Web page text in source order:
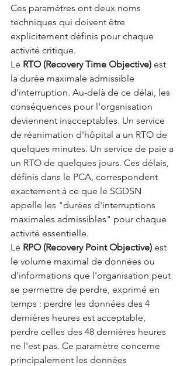
Ces paramètres ont deux noms
techniques qui doivent être
explicitement définis pour chaque
activité critique.
Le RTO (Recovery Time Objective) est
la durée maximale admissible
d'interruption. Au-delà de ce délai, les
conséquences pour l'organisation
deviennent inacceptables. Un service
de réanimation d'hôpital a un RTO de
quelques minutes. Un service de paie a
un RTO de quelques jours. Ces délais,
définis dans le PCA, correspondent
exactement à ce que le SGDSN
appelle les "durées d'interruptions
maximales admissibles" pour chaque
activité essentielle.
Le RPO (Recovery Point Objective) est
le volume maximal de données ou
d'informations que l'organisation peut
se permettre de perdre, exprimé en
temps : perdre les données des 4
dernières heures est acceptable,
perdre celles des 48 dernières heures
ne l'est pas. Ce paramètre concerne
principalement les données